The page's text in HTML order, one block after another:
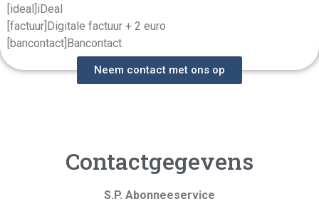
[ideal]iDeal
[factuur]Digitale factuur + 2 euro
[bancontact]Bancontact
Neem contact met ons op
Contactgegevens
S.P. Abonneeservice